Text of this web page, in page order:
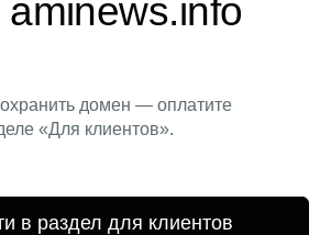
домен — оплатите
«Для клиентов».
в раздел для клиентов